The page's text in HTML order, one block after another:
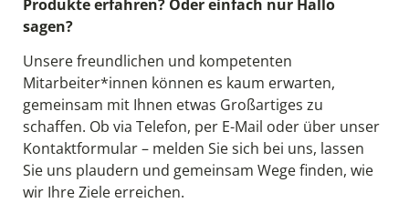
Produkte erfahren? Oder einfach nur Hallo
sagen?
Unsere freundlichen und kompetenten
Mitarbeiter*innen können es kaum erwarten,
gemeinsam mit Ihnen etwas Großartiges zu
schaffen. Ob via Telefon, per E-Mail oder über unser
Kontaktformular – melden Sie sich bei uns, lassen
Sie uns plaudern und gemeinsam Wege finden, wie
wir Ihre Ziele erreichen.